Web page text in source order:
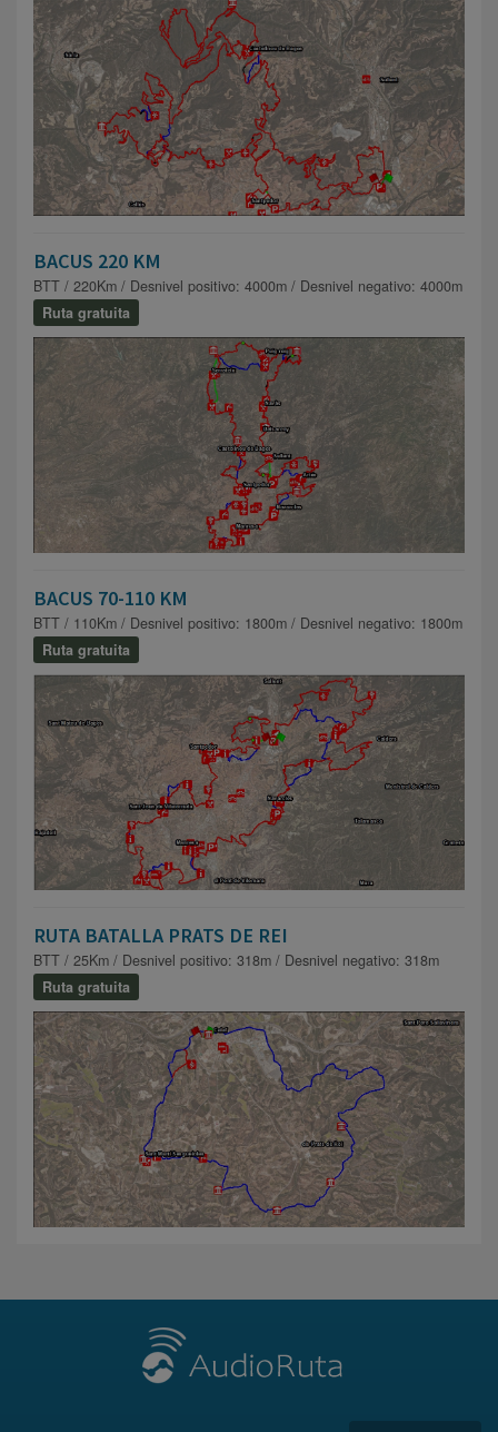
BACUS 220 KM
BTT / 220Km / Desnivel positivo: 4000m / Desnivel negativo: 4000m
Ruta gratuita
BACUS 70-110 KM
BTT / 110Km / Desnivel positivo: 1800m / Desnivel negativo: 1800m
Ruta gratuita
RUTA BATALLA PRATS DE REI
BTT / 25Km / Desnivel positivo: 318m / Desnivel negativo: 318m
Ruta gratuita